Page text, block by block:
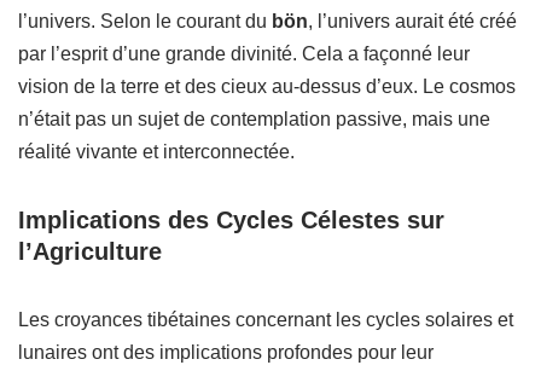
l’univers. Selon le courant du bön, l’univers aurait été créé
par l’esprit d’une grande divinité. Cela a façonné leur
vision de la terre et des cieux au-dessus d’eux. Le cosmos
n’était pas un sujet de contemplation passive, mais une
réalité vivante et interconnectée.
Implications des Cycles Célestes sur
l’Agriculture
Les croyances tibétaines concernant les cycles solaires et
lunaires ont des implications profondes pour leur